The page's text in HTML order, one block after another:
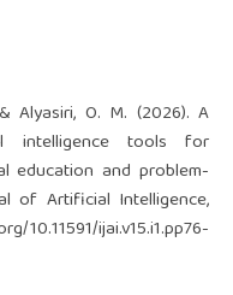
Alyasiri, O. M. (2026). A
intelligence tools for
education and problem-
of Artificial Intelligence,
10.11591/ijai.v15.i1.pp76-